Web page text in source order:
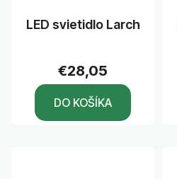
LED svietidlo Larch
€28,05
DO KOŠÍKA